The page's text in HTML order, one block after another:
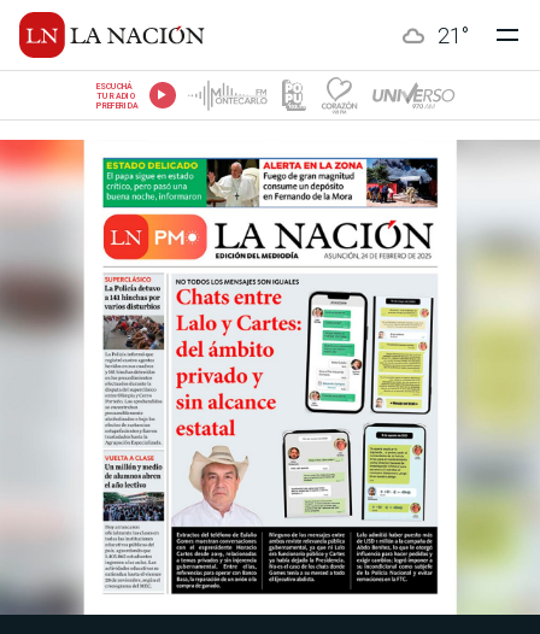
21 °
ESCUCHÁ
TU RADIO
PREFERIDA